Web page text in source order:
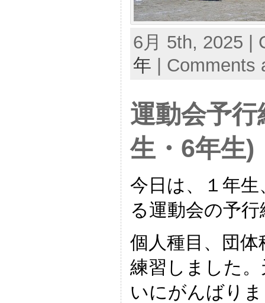
6月 5th, 2025 |
年 | Comments
運動会予
生・6年生)
今日は、１年
る運動会の予
個人種目、団
練習しました
いにがんばり